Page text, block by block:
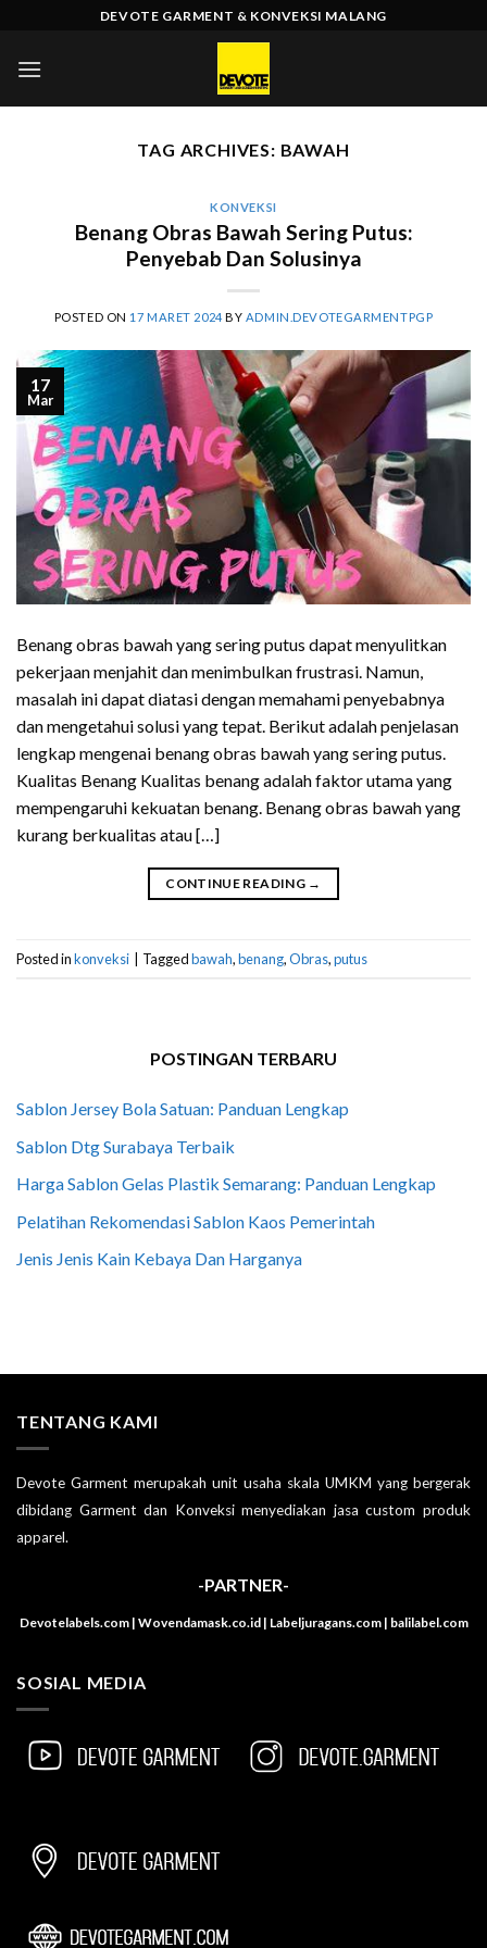
content
DEVOTE GARMENT & KONVEKSI MALANG
TAG ARCHIVES: BAWAH
KONVEKSI
Benang Obras Bawah Sering Putus:
Penyebab Dan Solusinya
POSTED ON 17 MARET 2024 BY ADMIN.DEVOTEGARMENTPGP
17
Mar
Benang obras bawah yang sering putus dapat menyulitkan
pekerjaan menjahit dan menimbulkan frustrasi. Namun,
masalah ini dapat diatasi dengan memahami penyebabnya
dan mengetahui solusi yang tepat. Berikut adalah penjelasan
lengkap mengenai benang obras bawah yang sering putus.
Kualitas Benang Kualitas benang adalah faktor utama yang
mempengaruhi kekuatan benang. Benang obras bawah yang
kurang berkualitas atau […]
CONTINUE READING →
Posted inkonveksi | Taggedbawah,benang,Obras,putus
POSTINGAN TERBARU
Sablon Jersey Bola Satuan: Panduan Lengkap
Sablon Dtg Surabaya Terbaik
Harga Sablon Gelas Plastik Semarang: Panduan Lengkap
Pelatihan Rekomendasi Sablon Kaos Pemerintah
Jenis Jenis Kain Kebaya Dan Harganya
TENTANG KAMI
Devote Garment merupakah unit usaha skala UMKM yang bergerak
dibidang Garment dan Konveksi menyediakan jasa custom produk
apparel.
-PARTNER-
Devotelabels.com | Wovendamask.co.id | Labeljuragans.com | balilabel.com
SOSIAL MEDIA